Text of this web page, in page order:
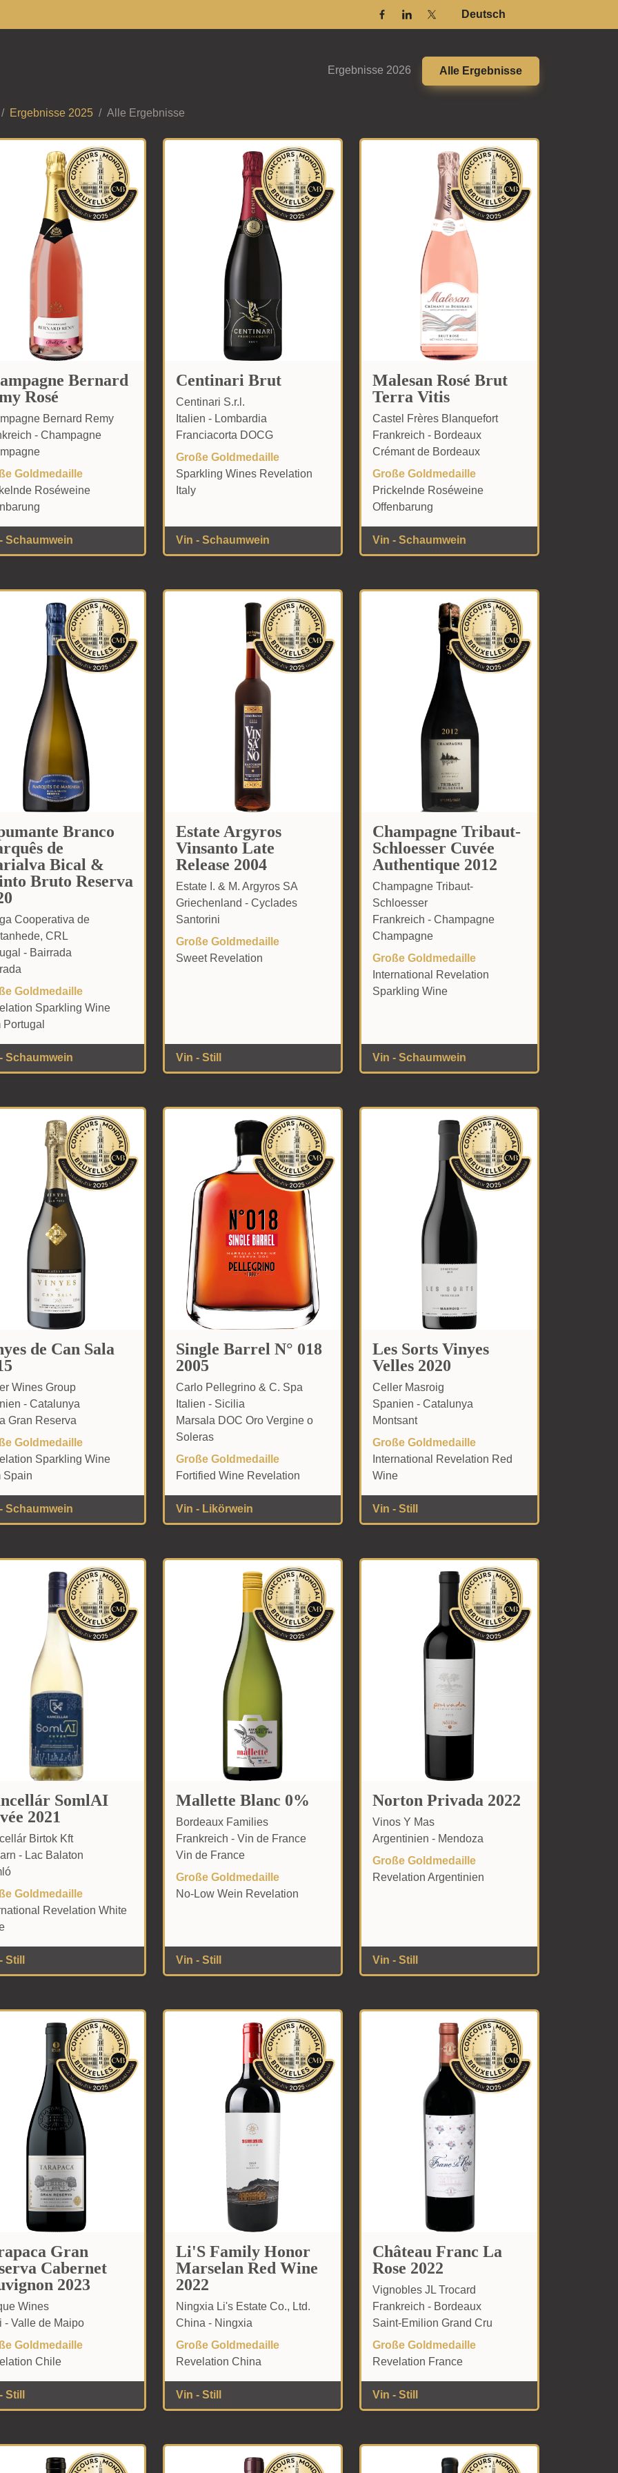
Facebook
LinkedinTwitter / X
Deutsch
Ergebnisse 2026 Alle Ergebnisse
Ergebnisse 2025 Alle Ergebnisse
Bernard
Rosé
Bernard Remy
- Champagne
Goldmedaille
Roséweine
Schaumwein
Centinari Brut
Centinari S.r.l.
Italien - Lombardia
Franciacorta DOCG
Große Goldmedaille
Sparkling Wines Revelation
Italy
Vin - Schaumwein
Malesan Rosé Brut
Terra Vitis
Castel Frères Blanquefort
Frankreich - Bordeaux
Crémant de Bordeaux
Große Goldmedaille
Prickelnde Roséweine
Offenbarung
Vin - Schaumwein
Branco
de
Bical &
Bruto Reserva
Cooperativa de
CRL
- Bairrada
Goldmedaille
Sparkling Wine
Portugal
Schaumwein
Estate Argyros
Vinsanto Late
Release 2004
Estate I. & M. Argyros SA
Griechenland - Cyclades
Santorini
Große Goldmedaille
Sweet Revelation
Vin - Still
Champagne Tribaut-
Schloesser Cuvée
Authentique 2012
Champagne Tribaut-
Schloesser
Frankreich - Champagne
Champagne
Große Goldmedaille
International Revelation
Sparkling Wine
Vin - Schaumwein
de Can Sala
Wines Group
- Catalunya
Gran Reserva
Goldmedaille
Sparkling Wine
Spain
Schaumwein
Single Barrel N° 018
2005
Carlo Pellegrino & C. Spa
Italien - Sicilia
Marsala DOC Oro Vergine o
Soleras
Große Goldmedaille
Fortified Wine Revelation
Vin - Likörwein
Les Sorts Vinyes
Velles 2020
Celler Masroig
Spanien - Catalunya
Montsant
Große Goldmedaille
International Revelation Red
Wine
Vin - Still
SomlAI
2021
Birtok Kft
- Lac Balaton
Goldmedaille
Revelation White
Still
Mallette Blanc 0%
Bordeaux Families
Frankreich - Vin de France
Vin de France
Große Goldmedaille
No-Low Wein Revelation
Vin - Still
Norton Privada 2022
Vinos Y Mas
Argentinien - Mendoza
Große Goldmedaille
Revelation Argentinien
Vin - Still
Gran
Cabernet
2023
Wines
- Valle de Maipo
Goldmedaille
Chile
Still
Li'S Family Honor
Marselan Red Wine
2022
Ningxia Li's Estate Co., Ltd.
China - Ningxia
Große Goldmedaille
Revelation China
Vin - Still
Château Franc La
Rose 2022
Vignobles JL Trocard
Frankreich - Bordeaux
Saint-Emilion Grand Cru
Große Goldmedaille
Revelation France
Vin - Still